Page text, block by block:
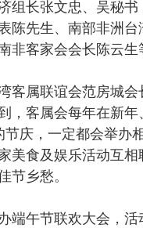
组长张文忠、吴秘书
陈先生、南部非洲台
非客家会会长陈云生
客属联谊会范房城会
，客属会每年在新年
节庆，一定都会举办
美食及娱乐活动互相
节乡愁。
端午节联欢大会，活